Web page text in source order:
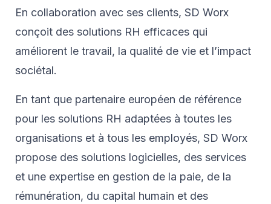
En collaboration avec ses clients, SD Worx
conçoit des solutions RH efficaces qui
améliorent le travail, la qualité de vie et l’impact
sociétal.
En tant que partenaire européen de référence
pour les solutions RH adaptées à toutes les
organisations et à tous les employés, SD Worx
propose des solutions logicielles, des services
et une expertise en gestion de la paie, de la
rémunération, du capital humain et des